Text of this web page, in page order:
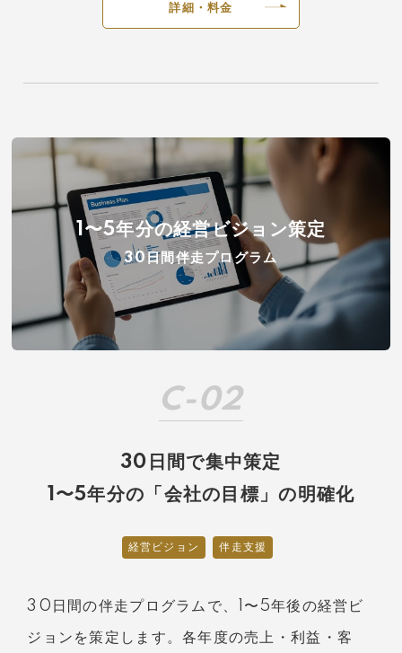
詳細・料金
1〜5年分の経営ビジョン策定
30日間伴走プログラム
C-02
30日間で集中策定
1〜5年分の「会社の目標」の明確化
経営ビジョン 伴走支援
30日間の伴走プログラムで、1〜5年後の経営ビ
ジョンを策定します。各年度の売上・利益・客